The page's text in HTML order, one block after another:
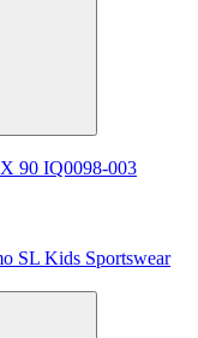
90 IQ0098-003